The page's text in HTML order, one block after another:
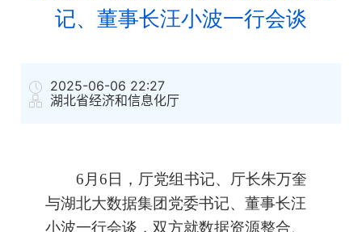
记、董事长汪小波一行会谈
2025-06-06 22:27
湖北省经济和信息化厅
6月6日，厅党组书记、厅长朱万奎
与湖北大数据集团党委书记、董事长汪
小波一行会谈，双方就数据资源整合、